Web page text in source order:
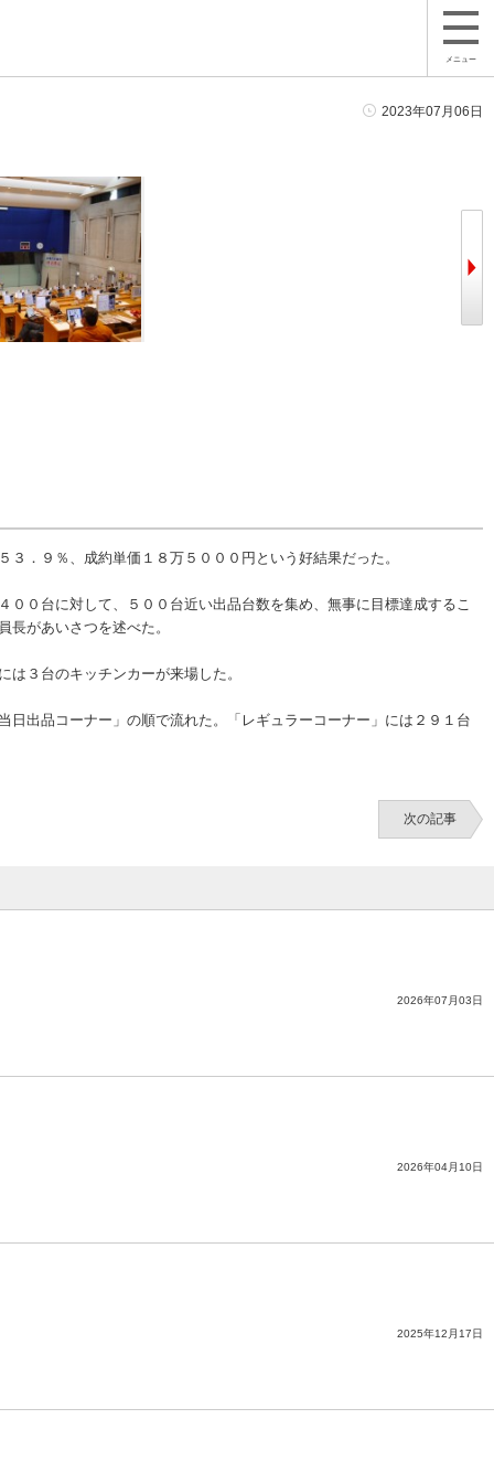
メニュー
2023年07月06日
．９％、成約単価１８万５０００円という好結果だった。
０台に対して、５００台近い出品台数を集め、無事に目標達成するこ
があいさつを述べた。
３台のキッチンカーが来場した。
出品コーナー」の順で流れた。「レギュラーコーナー」には２９１台
次の記事
2026年07月03日
2026年04月10日
2025年12月17日